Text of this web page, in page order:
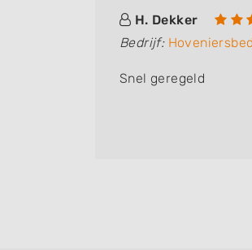
H. Dekker
Bedrijf:
Snel geregeld